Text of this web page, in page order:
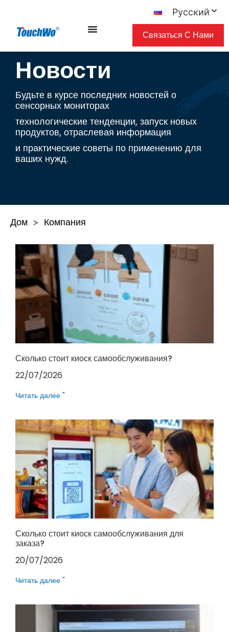
Русский
Связаться С Нами
Новости
Будьте в курсе последних новостей о
сенсорных мониторах
технологические тенденции, запуск новых
продуктов, отраслевая информация
и практические советы по применению для
ваших нужд.
Дом > Компания
Сколько стоит киоск самообслуживания?
22/07/2026
Читать далее "
Сколько стоит киоск самообслуживания для
заказа?
20/07/2026
Читать далее "